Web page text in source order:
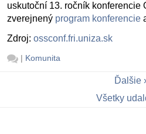
uskutoční 13. ročník konferencie
zverejnený program konferencie
Zdroj: ossconf.fri.uniza.sk
| Komunita
Ďalšie
Všetky